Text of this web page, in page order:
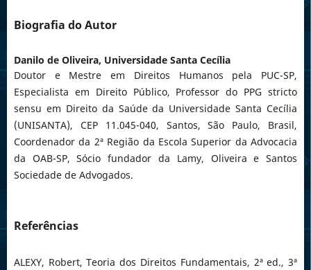
Biografia do Autor
Danilo de Oliveira, Universidade Santa Cecília
Doutor e Mestre em Direitos Humanos pela PUC-SP,
Especialista em Direito Público, Professor do PPG stricto
sensu em Direito da Saúde da Universidade Santa Cecília
(UNISANTA), CEP 11.045-040, Santos, São Paulo, Brasil,
Coordenador da 2ª Região da Escola Superior da Advocacia
da OAB-SP, Sócio fundador da Lamy, Oliveira e Santos
Sociedade de Advogados.
Referências
ALEXY, Robert, Teoria dos Direitos Fundamentais, 2ª ed., 3ª